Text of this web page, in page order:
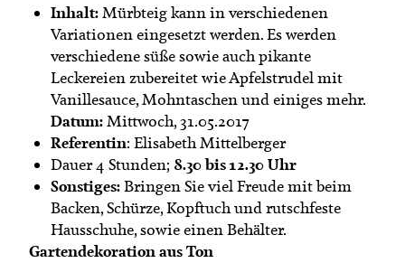
Inhalt:Mürbteig kann in verschiedenen
Variationen eingesetzt werden. Es werden
verschiedene süße sowie auch pikante
Leckereien zubereitet wie Apfelstrudel mit
Vanillesauce, Mohntaschen und einiges mehr.
Datum:Mittwoch, 31.05.2017
Referentin: Elisabeth Mittelberger
Dauer 4 Stunden; 8.30 bis 12.30 Uhr
Sonstiges:Bringen Sie viel Freude mit beim
Backen, Schürze, Kopftuch und rutschfeste
Hausschuhe, sowie einen Behälter.
Gartendekoration aus Ton